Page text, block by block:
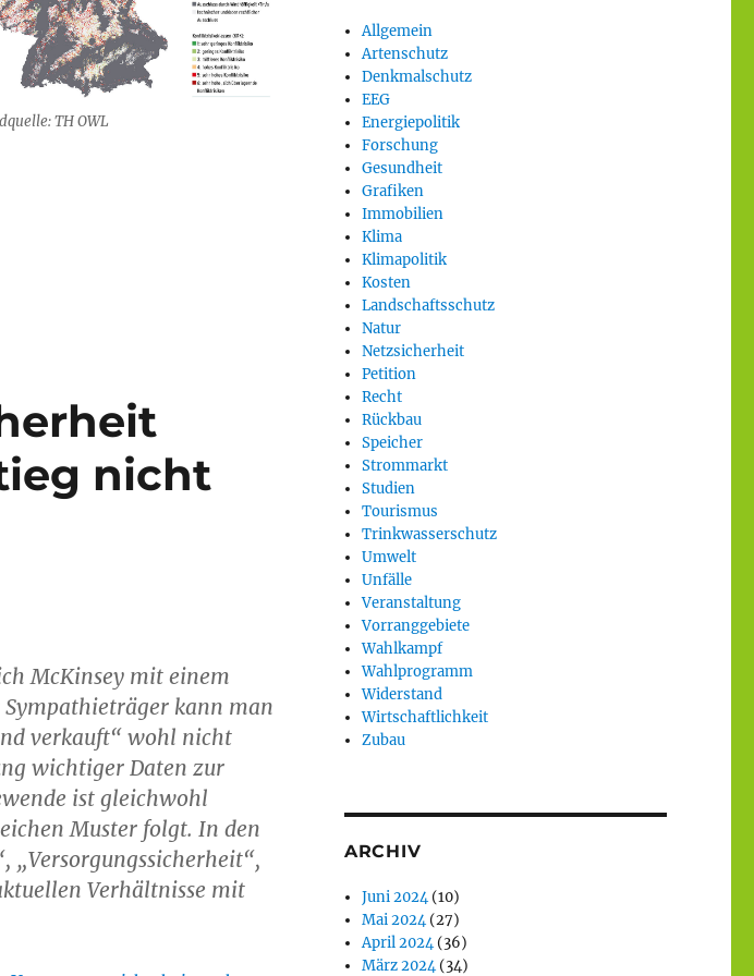
TH OWL
plädiert für eine rechtzeitige Berücksichtigung von Umwelt- und Landschaftsschutz“
nicht
McKinsey mit einem
Sympathieträger kann man
verkauft“ wohl nicht
wichtiger Daten zur
ist gleichwohl
Muster folgt. In den
Verhältnisse mit
Allgemein
Artenschutz
Denkmalschutz
EEG
Energiepolitik
Forschung
Gesundheit
Grafiken
Immobilien
Klima
Klimapolitik
Kosten
Landschaftsschutz
Natur
Netzsicherheit
Petition
Recht
Rückbau
Speicher
Strommarkt
Studien
Tourismus
Trinkwasserschutz
Umwelt
Unfälle
Veranstaltung
Vorranggebiete
Wahlkampf
Wahlprogramm
Widerstand
Wirtschaftlichkeit
Zubau
ARCHIV
Juni 2024(10)
Mai 2024(27)
April 2024(36)
März 2024(34)